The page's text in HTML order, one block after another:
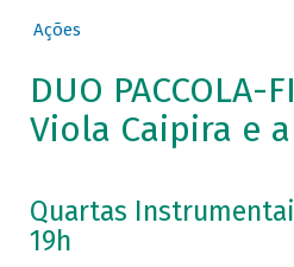
Ações
DUO PACCOLA-
Viola Caipira e
Quartas
19h